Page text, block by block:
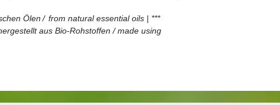
Ölen / from natural essential oils | ***
aus Bio-Rohstoffen / made using